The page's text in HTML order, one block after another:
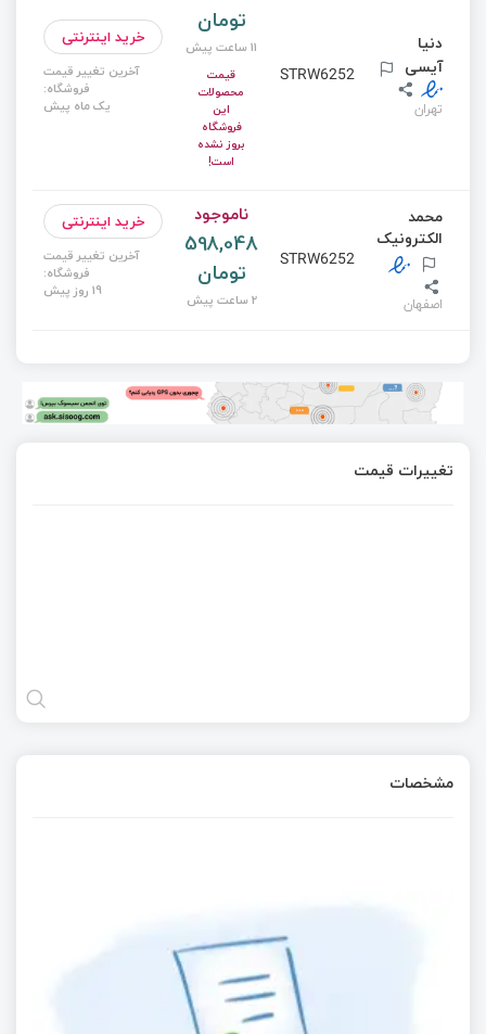
دنیا
آیسی
تهران
STRW6252
تومان
11 ساعت پیش
قیمت
محصولات
این
فروشگاه
بروز نشده
است!
خرید اینترنتی
آخرین تغییر قیمت
فروشگاه:
یک ماه پیش
محمد
الکترونیک
اصفهان
STRW6252
ناموجود
598,048
تومان
2 ساعت پیش
خرید اینترنتی
آخرین تغییر قیمت
فروشگاه:
19 روز پیش
تغییرات قیمت
مشخصات